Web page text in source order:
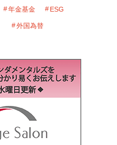
年金基金 ESG
外国為替